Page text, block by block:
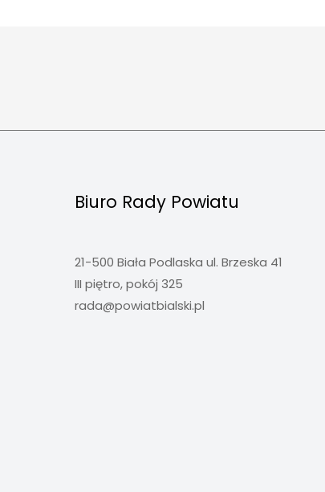
Biuro Rady Powiatu
21-500 Biała Podlaska ul. Brzeska 41
III piętro, pokój 325
rada@powiatbialski.pl